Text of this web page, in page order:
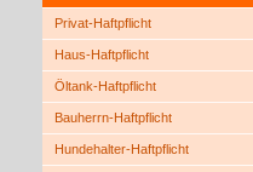
Privat-Haft­pflicht
Haus-Haft­pflicht
Öltank-Haft­pflicht
Bauherrn-Haft­pflicht
Hundehalter-Haft­pflicht